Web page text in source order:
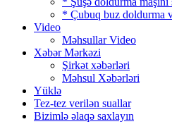
* Çubuq buz doldurma
Video
Məhsullar Video
Xəbər Mərkəzi
Şirkət xəbərləri
Məhsul Xəbərləri
Yüklə
Tez-tez verilən suallar
Bizimlə əlaqə saxlayın